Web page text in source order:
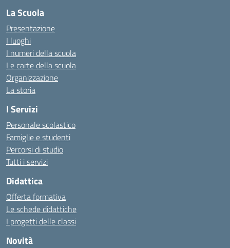
La Scuola
Presentazione
I luoghi
I numeri della scuola
Le carte della scuola
Organizzazione
La storia
I Servizi
Personale scolastico
Famiglie e studenti
Percorsi di studio
Tutti i servizi
Didattica
Offerta formativa
Le schede didattiche
I progetti delle classi
Novità